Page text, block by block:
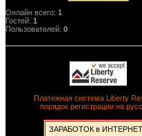
Онлайн всего: 1
Гостей: 1
Пользователей: 0
Платежная система Liberty
порядок регистрации на
ЗАРАБОТОК в